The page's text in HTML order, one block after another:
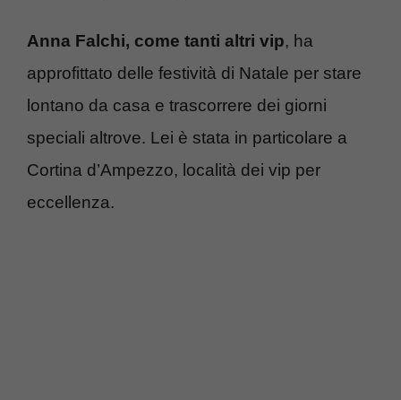
Anna Falchi, come tanti altri vip, ha
approfittato delle festività di Natale per stare
lontano da casa e trascorrere dei giorni
speciali altrove. Lei è stata in particolare a
Cortina d’Ampezzo, località dei vip per
eccellenza.